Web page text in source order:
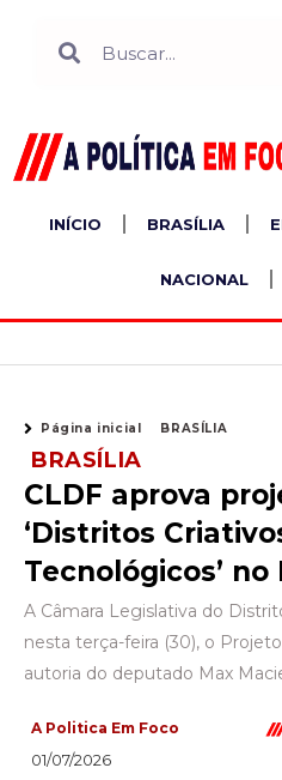
INÍCIO BRASÍLIA
NACIONAL
Página inicial BRASÍLIA
BRASÍLIA
CLDF aprova
‘Distritos
Tecnológicos’ no
A Câmara Legislativa do
nesta terça-feira (30), o
autoria do deputado Max
A Politica Em Foco
01/07/2026